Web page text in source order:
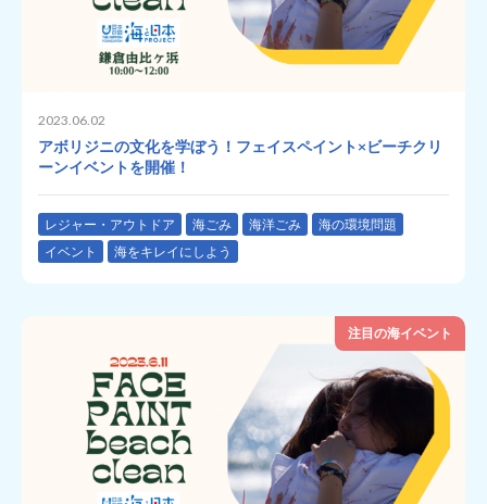
2023.06.02
アボリジニの文化を学ぼう！フェイスペイント×ビーチクリ
ーンイベントを開催！
レジャー・アウトドア 海ごみ 海洋ごみ
海の環境問題
イベント
海をキレイにしよう
注目の海イベント